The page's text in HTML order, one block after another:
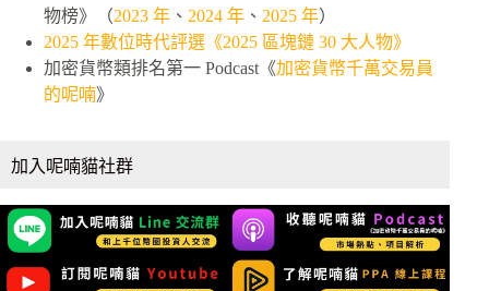
物榜》（2023 年 、 2024 年 、 2025 年）
2025 年數位時代評選《2025 區塊鏈 30 大人物》
加密貨幣類排名第一 Podcast《加密貨幣千萬交易員
的呢喃》
加入呢喃貓社群